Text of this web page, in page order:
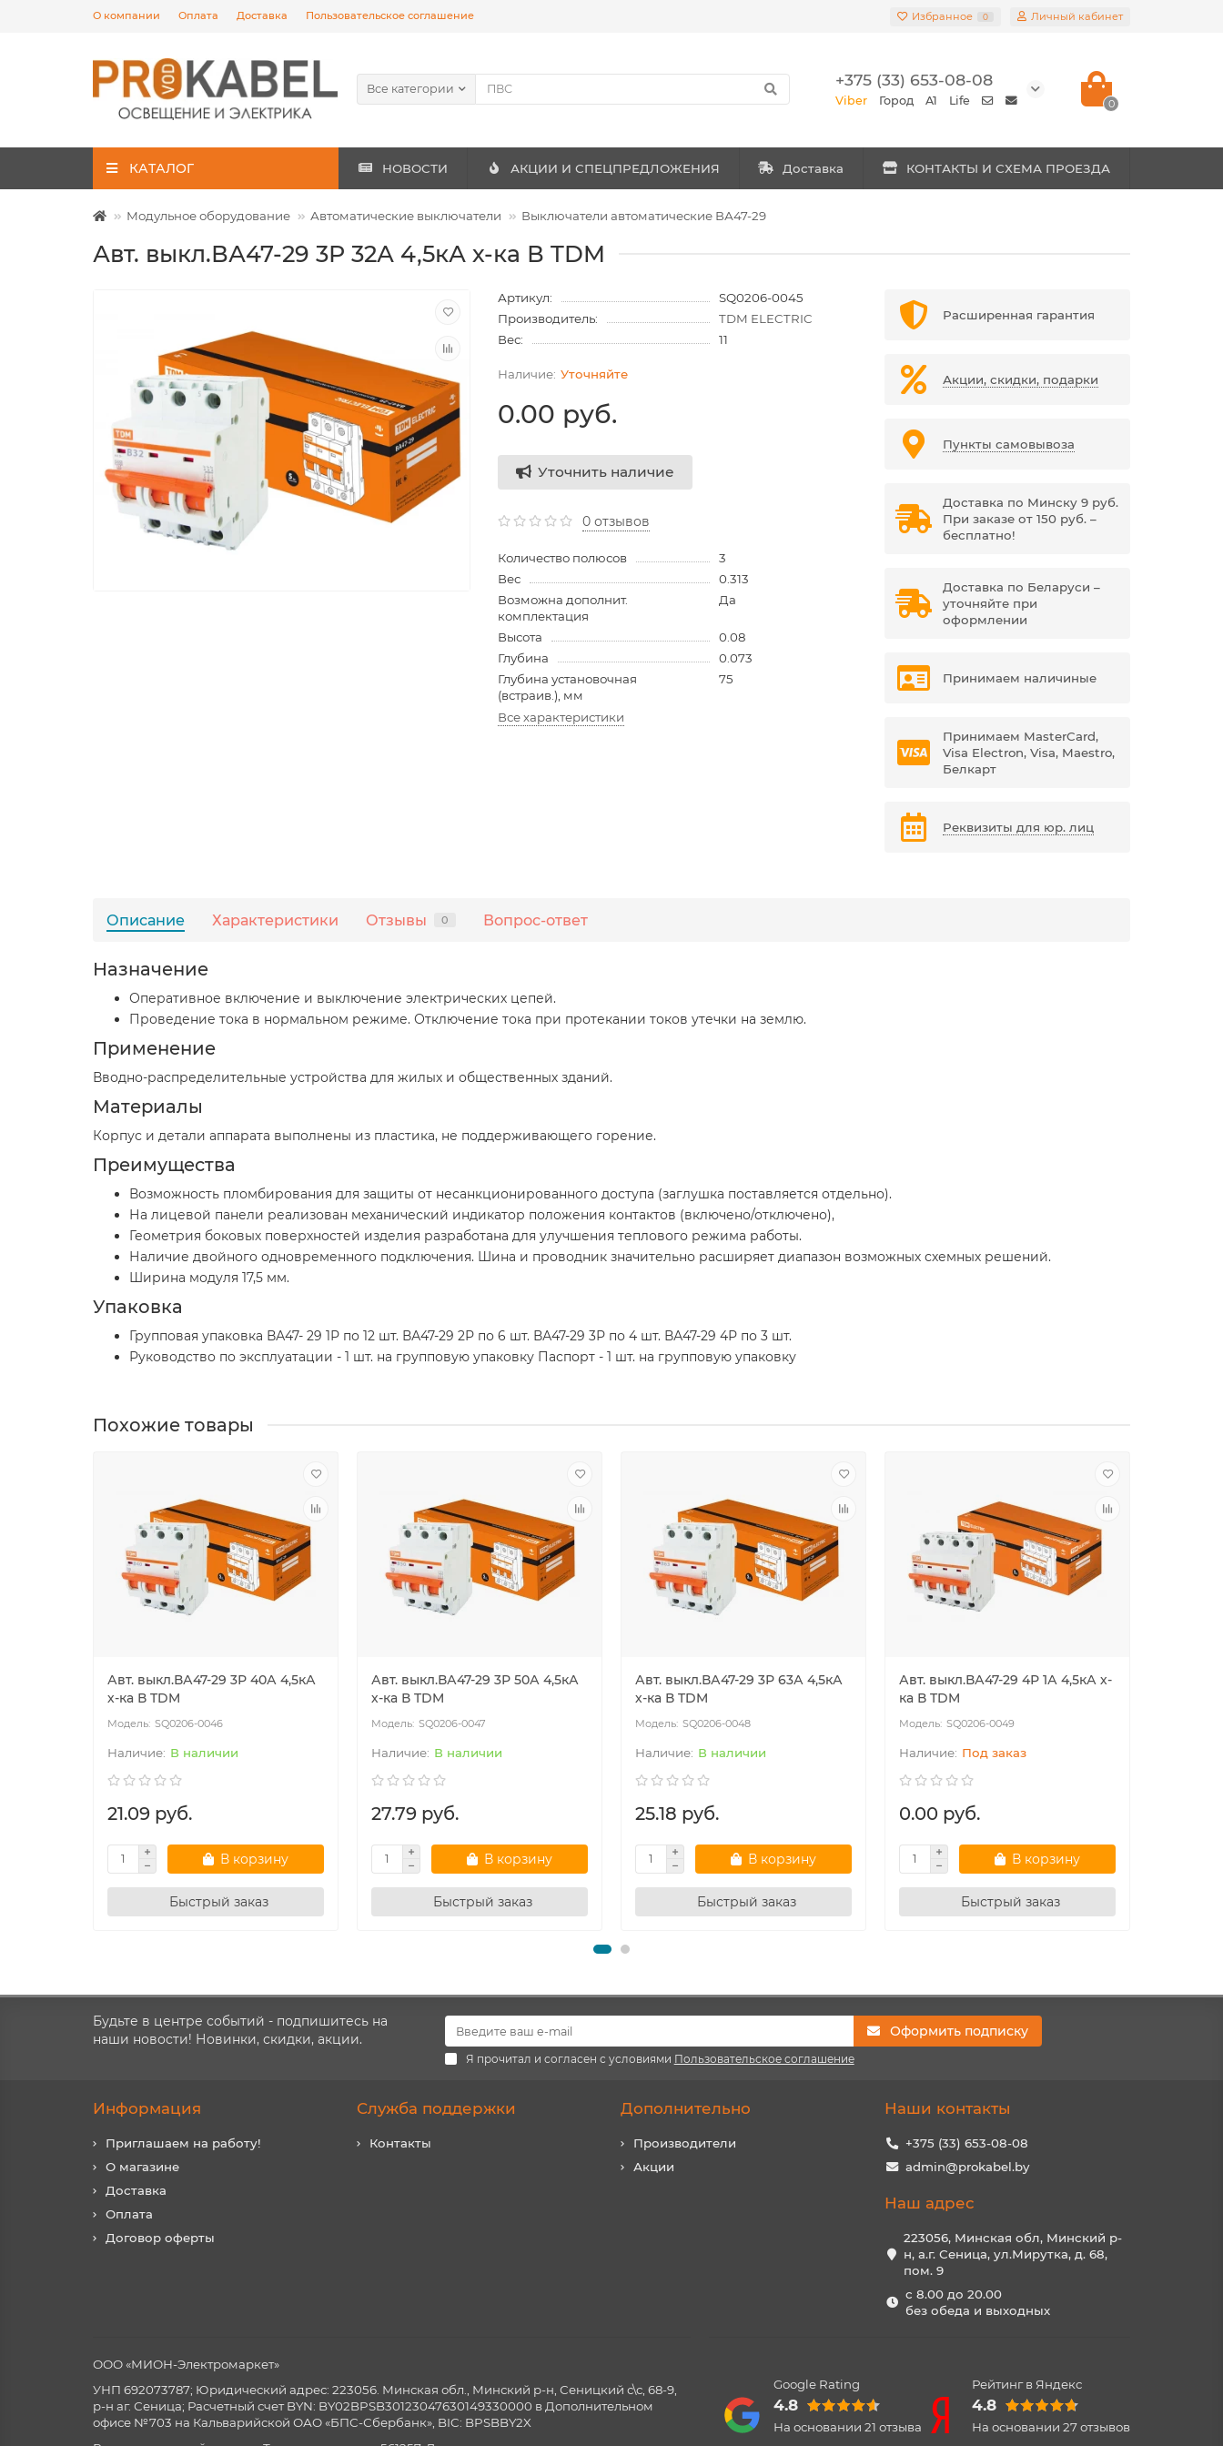
О компании Оплата Доставка Пользовательское соглашение Избранное 0 Личный кабинет
Все категории +375 (33) 653-08-08
Viber Город A1 Life 0
КАТАЛОГ НОВОСТИ АКЦИИ И СПЕЦПРЕДЛОЖЕНИЯ Доставка КОНТАКТЫ И СХЕМА ПРОЕЗДА
Модульное оборудование Автоматические выключатели Выключатели автоматические ВА47-29
Авт. выкл.ВА47-29 3Р 32А 4,5кА х-ка В TDM
Артикул:
SQ0206-0045
Производитель:
TDM ELECTRIC
Вес:
11
Уточняйте
0.00 руб.
Уточнить наличие
0 отзывов
Количество полюсов
3
Вес
0.313
Возможна дополнит.
комплектация
Да
Высота
0.08
Глубина
0.073
Глубина установочная
(встраив.), мм
75
Все характеристики
Расширенная гарантия
Акции, скидки, подарки
Пункты самовывоза
Доставка по Минску 9 руб.
При заказе от 150 руб. –
бесплатно!
Доставка по Беларуси –
уточняйте при
оформлении
Принимаем наличиные
Принимаем MasterCard,
Visa Electron, Visa, Maestro,
Белкарт
Реквизиты для юр. лиц
Описание Характеристики Отзывы 0 Вопрос-ответ
Назначение
Оперативное включение и выключение электрических цепей.
Проведение тока в нормальном режиме. Отключение тока при протекании токов утечки на землю.
Применение
Вводно-распределительные устройства для жилых и общественных зданий.
Материалы
Корпус и детали аппарата выполнены из пластика, не поддерживающего горение.
Преимущества
Возможность пломбирования для защиты от несанкционированного доступа (заглушка поставляется отдельно).
На лицевой панели реализован механический индикатор положения контактов (включено/отключено),
Геометрия боковых поверхностей изделия разработана для улучшения теплового режима работы.
Наличие двойного одновременного подключения. Шина и проводник значительно расширяет диапазон возможных схемных решений.
Ширина модуля 17,5 мм.
Упаковка
Групповая упаковка ВА47- 29 1Р по 12 шт. ВА47-29 2Р по 6 шт. ВА47-29 3Р по 4 шт. ВА47-29 4Р по 3 шт.
Руководство по эксплуатации - 1 шт. на групповую упаковку Паспорт - 1 шт. на групповую упаковку
Похожие товары
Авт. выкл.ВА47-29 3Р 40А 4,5кА
х-ка В TDM
SQ0206-0046
В наличии
21.09 руб.
В корзину
Быстрый заказ
Авт. выкл.ВА47-29 3Р 50А 4,5кА
х-ка В TDM
SQ0206-0047
В наличии
27.79 руб.
В корзину
Быстрый заказ
Авт. выкл.ВА47-29 3Р 63А 4,5кА
х-ка В TDM
SQ0206-0048
В наличии
25.18 руб.
В корзину
Быстрый заказ
Авт. выкл.ВА47-29 4Р 1А 4,5кА х-
ка В TDM
SQ0206-0049
Под заказ
0.00 руб.
В корзину
Быстрый заказ
Будьте в центре событий - подпишитесь на
наши новости! Новинки, скидки, акции.
Оформить подписку
Я прочитал и согласен с условиями Пользовательское соглашение
Информация
Приглашаем на работу!
О магазине
Доставка
Оплата
Договор оферты
Служба поддержки
Контакты
Дополнительно
Производители
Акции
Наши контакты
+375 (33) 653-08-08
admin@prokabel.by
Наш адрес
223056, Минская обл, Минский р-
н, а.г. Сеница, ул.Мирутка, д. 68,
пом. 9
с 8.00 до 20.00
без обеда и выходных
ООО «МИОН-Электромаркет»
УНП 692073787; Юридический адрес: 223056. Минская обл., Минский р-н, Сеницкий с\с, 68-9,
р-н аг. Сеница; Расчетный счет BYN: BY02BPSB30123047630149330000 в Дополнительном
офисе №703 на Кальварийской ОАО «БПС-Сбербанк», BIC: BPSBBY2X
Google Rating
4.8
На основании 21 отзыва
Рейтинг в Яндекс
4.8
На основании 27отзывов